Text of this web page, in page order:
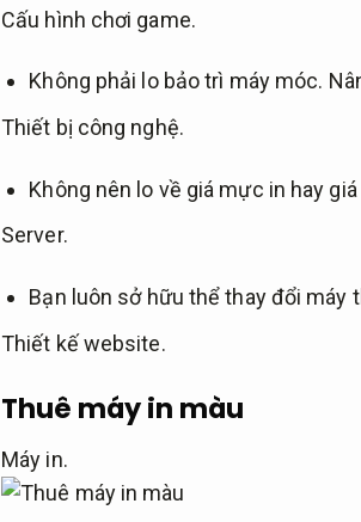
Cấu hình chơi game.
Không phải lo bảo trì máy móc.
Thiết bị công nghệ.
Không nên lo về giá mực in hay
Server.
Bạn luôn sở hữu thể thay đổi máy
Thiết kế website.
Thuê máy in màu
Máy in.